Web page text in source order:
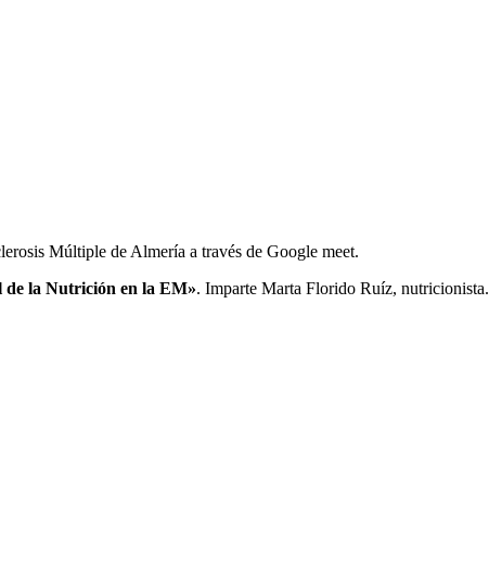
Múltiple de Almería a través de Google meet.
de la Nutrición en la EM». Imparte Marta Florido Ruíz, nutricionista.